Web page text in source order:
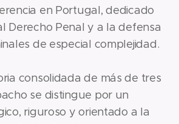
en Portugal, dedicado
Derecho Penal y a la defensa
de especial complejidad.
consolidada de más de tres
se distingue por un
riguroso y orientado a la